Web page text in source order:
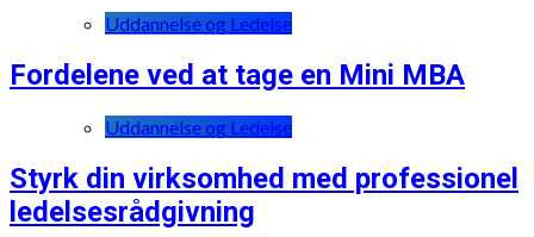
Uddannelse og Ledelse
Fordelene ved at tage en Mini MBA
Uddannelse og Ledelse
Styrk din virksomhed med professionel
ledelsesrådgivning